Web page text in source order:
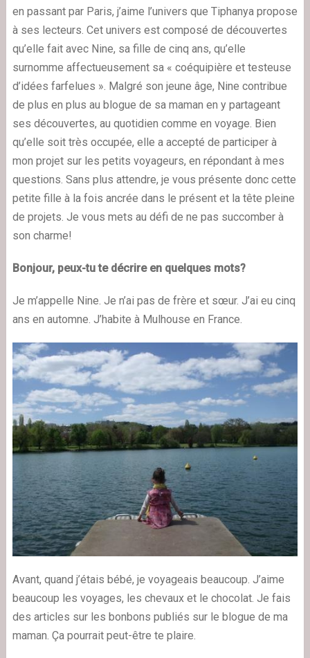
en passant par Paris, j’aime l’univers que Tiphanya propose
à ses lecteurs. Cet univers est composé de découvertes
qu’elle fait avec Nine, sa fille de cinq ans, qu’elle
surnomme affectueusement sa « coéquipière et testeuse
d’idées farfelues ». Malgré son jeune âge, Nine contribue
de plus en plus au blogue de sa maman en y partageant
ses découvertes, au quotidien comme en voyage. Bien
qu’elle soit très occupée, elle a accepté de participer à
mon projet sur les petits voyageurs, en répondant à mes
questions. Sans plus attendre, je vous présente donc cette
petite fille à la fois ancrée dans le présent et la tête pleine
de projets. Je vous mets au défi de ne pas succomber à
son charme!
Bonjour, peux-tu te décrire en quelques mots?
Je m’appelle Nine. Je n’ai pas de frère et sœur. J’ai eu cinq
ans en automne. J’habite à Mulhouse en France.
Avant, quand j’étais bébé, je voyageais beaucoup. J’aime
beaucoup les voyages, les chevaux et le chocolat. Je fais
des articles sur les bonbons publiés sur le blogue de ma
maman. Ça pourrait peut-être te plaire.